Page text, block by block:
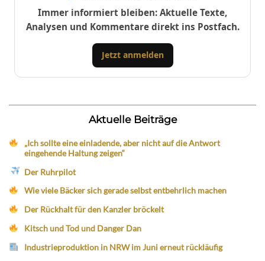
Immer informiert bleiben: Aktuelle Texte,
Analysen und Kommentare direkt ins Postfach.
Jetzt anmelden
Aktuelle Beiträge
„Ich sollte eine einladende, aber nicht auf die Antwort
eingehende Haltung zeigen“
Der Ruhrpilot
Wie viele Bäcker sich gerade selbst entbehrlich machen
Der Rückhalt für den Kanzler bröckelt
Kitsch und Tod und Danger Dan
Industrieproduktion in NRW im Juni erneut rückläufig